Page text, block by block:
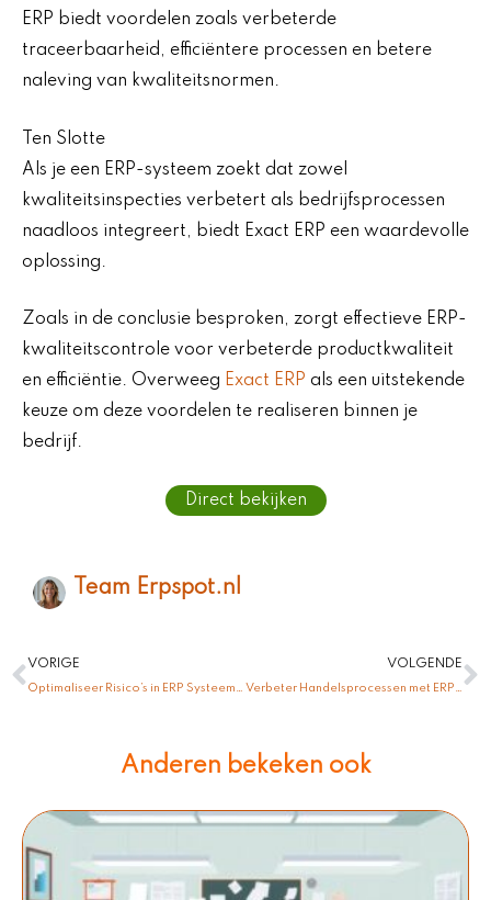
ERP biedt voordelen zoals verbeterde
traceerbaarheid, efficiëntere processen en betere
naleving van kwaliteitsnormen.
Ten Slotte
Als je een ERP-systeem zoekt dat zowel
kwaliteitsinspecties verbetert als bedrijfsprocessen
naadloos integreert, biedt Exact ERP een waardevolle
oplossing.
Zoals in de conclusie besproken, zorgt effectieve ERP-
kwaliteitscontrole voor verbeterde productkwaliteit
en efficiëntie. Overweeg Exact ERP als een uitstekende
keuze om deze voordelen te realiseren binnen je
bedrijf.
Direct bekijken
Team Erpspot.nl
Vorige
VORIGE
Optimaliseer Risico’s in ERP Systeem: Maximale Efficiency, Minimale Problemen!
VOLGENDE
Verbeter Handelsprocessen met ERP Voorraadbeheer: Jouw Efficiëntie Oplossing!
Anderen bekeken ook